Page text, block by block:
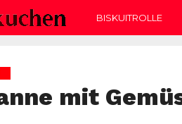
BISKUITROLLE
mit